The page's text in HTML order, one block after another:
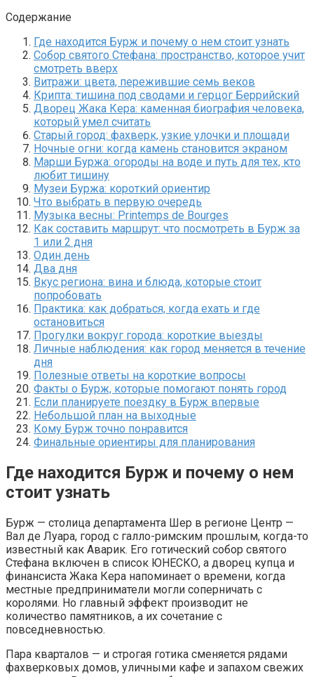
Содержание
Где находится Бурж и почему о нем стоит узнать
Собор святого Стефана: пространство, которое учит
смотреть вверх
Витражи: цвета, пережившие семь веков
Крипта: тишина под сводами и герцог Беррийский
Дворец Жака Кера: каменная биография человека,
который умел считать
Старый город: фахверк, узкие улочки и площади
Ночные огни: когда камень становится экраном
Марши Буржа: огороды на воде и путь для тех, кто
любит тишину
Музеи Буржа: короткий ориентир
Что выбрать в первую очередь
Музыка весны: Printemps de Bourges
Как составить маршрут: что посмотреть в Бурж за
1 или 2 дня
Один день
Два дня
Вкус региона: вина и блюда, которые стоит
попробовать
Практика: как добраться, когда ехать и где
остановиться
Прогулки вокруг города: короткие выезды
Личные наблюдения: как город меняется в течение
дня
Полезные ответы на короткие вопросы
Факты о Бурж, которые помогают понять город
Если планируете поездку в Бурж впервые
Небольшой план на выходные
Кому Бурж точно понравится
Финальные ориентиры для планирования
Где находится Бурж и почему о нем
стоит узнать
Бурж — столица департамента Шер в регионе Центр —
Вал де Луара, город с галло-римским прошлым, когда-то
известный как Аварик. Его готический собор святого
Стефана включен в список ЮНЕСКО, а дворец купца и
финансиста Жака Кера напоминает о времени, когда
местные предприниматели могли соперничать с
королями. Но главный эффект производит не
количество памятников, а их сочетание с
повседневностью.
Пара кварталов — и строгая готика сменяется рядами
фахверковых домов, уличными кафе и запахом свежих